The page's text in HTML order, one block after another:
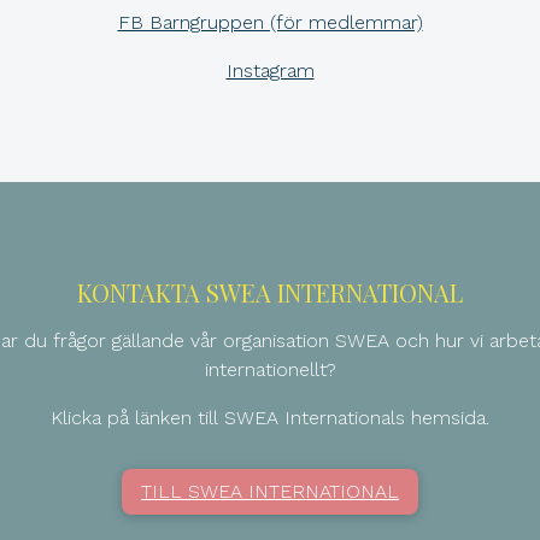
FB Barngruppen (för medlemmar)
Instagram
KONTAKTA SWEA INTERNATIONAL
du frågor gällande vår organisation SWEA och hur vi
internationellt?
Klicka på länken till SWEA Internationals hemsida.
TILL SWEA INTERNATIONAL